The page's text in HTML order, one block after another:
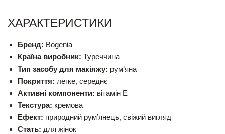
ХАРАКТЕРИСТИКИ
Бренд: Bogenia
Країна виробник: Туреччина
Тип засобу для макіяжу: рум’яна
Покриття: легке, середнє
Активні компоненти: вітамін E
Текстура: кремова
Ефект: природний рум’янець, свіжий вигляд
Стать: для жінок